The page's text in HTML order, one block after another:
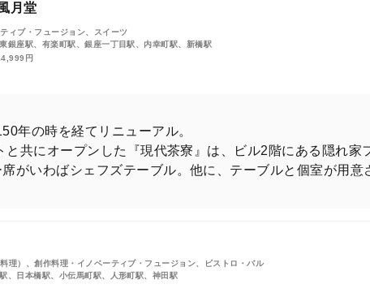
月堂
ィブ・フュージョン、スイーツ
銀座駅、有楽町駅、銀座一丁目駅、内幸町駅、新橋駅
円
年の時を経てリニューアル。
共にオープンした『現代茶寮』は、ビル2階にある隠れ家
がいわばシェフズテーブル。他に、テーブルと個室が用意
理）、創作料理・イノベーティブ・フュージョン、ビストロ・バル
、日本橋駅、小伝馬町駅、人形町駅、神田駅